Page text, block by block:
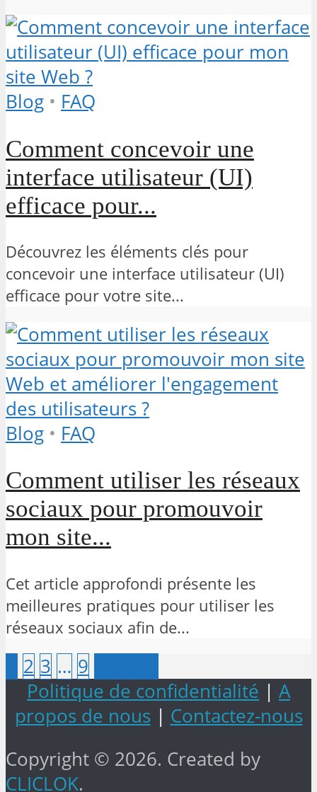
Blog • FAQ
Comment concevoir une
interface utilisateur (UI)
efficace pour...
Découvrez les éléments clés pour
concevoir une interface utilisateur (UI)
efficace pour votre site...
Blog • FAQ
Comment utiliser les réseaux
sociaux pour promouvoir
mon site...
Cet article approfondi présente les
meilleures pratiques pour utiliser les
réseaux sociaux afin de...
2 3 … 9
Politique de confidentialité | A
propos de nous | Contactez-nous
Copyright © 2026. Created by
CLICLOK.